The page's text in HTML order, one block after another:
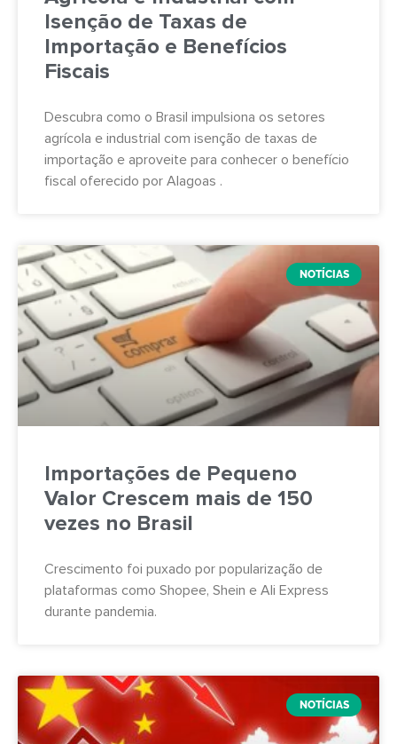
Isenção de Taxas de
Importação e Benefícios
Fiscais
Descubra como o Brasil impulsiona os setores
agrícola e industrial com isenção de taxas de
importação e aproveite para conhecer o benefício
fiscal oferecido por Alagoas .
NOTÍCIAS
Importações de Pequeno
Valor Crescem mais de 150
vezes no Brasil
Crescimento foi puxado por popularização de
plataformas como Shopee, Shein e Ali Express
durante pandemia.
NOTÍCIAS